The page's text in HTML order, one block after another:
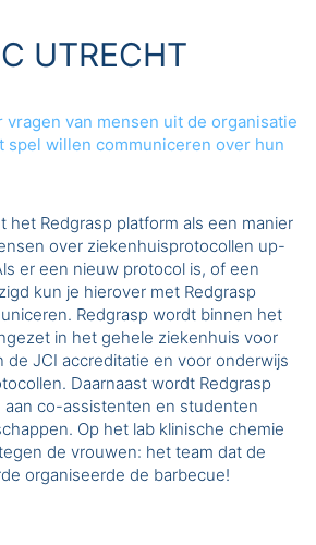
UTRECHT
van mensen uit de organisatie
spel willen communiceren over hun
het Redgrasp platform als een manier
over ziekenhuisprotocollen up-
er een nieuw protocol is, of een
kun je hierover met Redgrasp
Redgrasp wordt binnen het
in het gehele ziekenhuis voor
de JCI accreditatie en voor onderwijs
Daarnaast wordt Redgrasp
co-assistenten en studenten
Op het lab klinische chemie
de vrouwen: het team dat de
organiseerde de barbecue!